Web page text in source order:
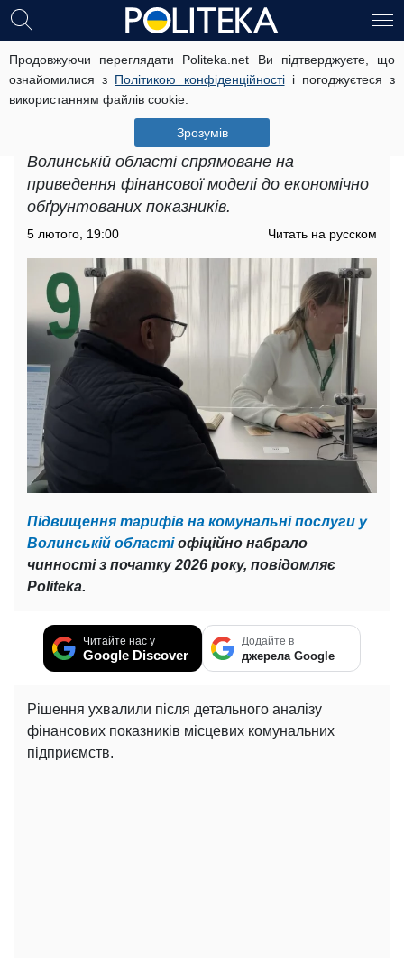
Продовжуючи переглядати Politeka.net Ви підтверджуєте, що
ознайомилися з Політикою конфіденційностіі погоджуєтеся з
використанням файлів cookie.
Зрозумів
Підвищення тарифів на комунальні
послуги у Волинській області: як
змінилися ціни
Підвищення тарифів на комунальні послуги у
Волинській області спрямоване на
приведення фінансової моделі до економічно
обґрунтованих показників.
5 лютого, 19:00 Читать на русском
Підвищення тарифів на комунальні послуги у
Волинській областіофіційно набрало
чинності з початку 2026 року, повідомляє
Politeka.
Читайте нас у
Google Discover
Додайте в
джерела Google
Рішення ухвалили після детального аналізу
фінансових показників місцевих комунальних
підприємств.